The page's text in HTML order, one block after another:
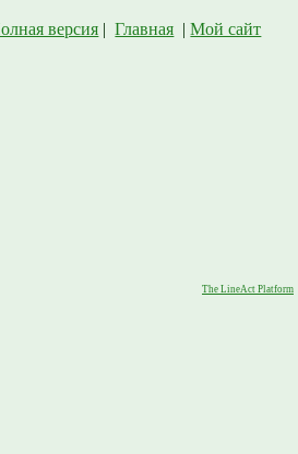
версия |Главная |Мой сайт
The LineAct Platform